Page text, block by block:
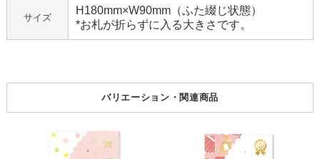
サイズ
H180mm×W90mm（ふた綴じ状態）
*お札が折らずに入る大きさです。
バリエーション・関連商品